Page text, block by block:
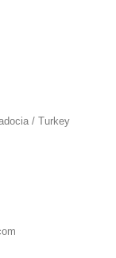
/ Turkey